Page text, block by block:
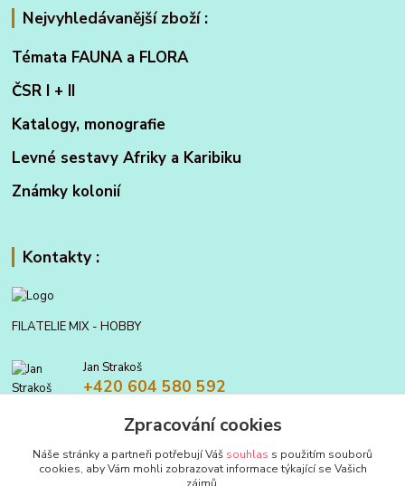
Nejvyhledávanější zboží :
Témata FAUNA a FLORA
ČSR I + II
Katalogy, monografie
Levné sestavy Afriky a Karibiku
Známky kolonií
Kontakty :
FILATELIE MIX - HOBBY
Jan Strakoš
+420 604 580 592
filatelie.mix@seznam.czZpracování cookies
Náše stránky a partneři potřebují Váš souhlas s použitím souborů
cookies, aby Vám mohli zobrazovat informace týkající se Vašich